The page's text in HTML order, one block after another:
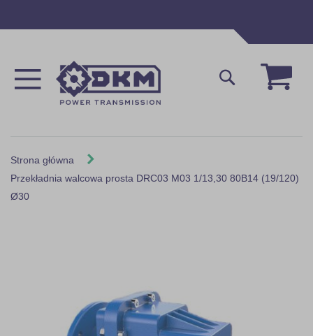
Mój
Szukaj
Strona główna
Przekładnia walcowa prosta DRC03 M03 1/13,30 80B14 (19/120)
Ø30